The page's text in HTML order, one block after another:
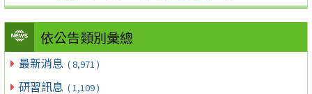
依公告類別彙總
最新消息 ( 8,971 )
研習訊息 ( 1,109 )